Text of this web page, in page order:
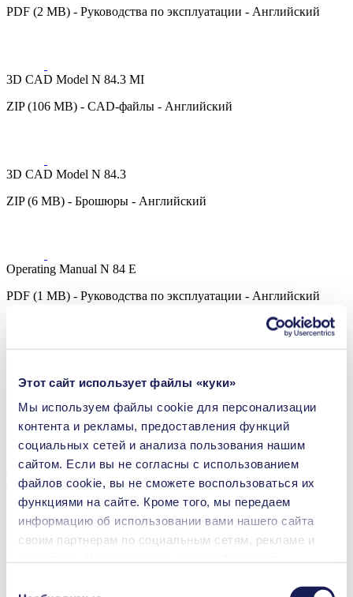
Этот сайт использует файлы «куки»
Мы используем файлы сookie для персонализации
контента и рекламы, предоставления функций
социальных сетей и анализа пользования нашим
сайтом. Если вы не согласны с использованием
файлов cookie, вы не сможете воспользоваться их
функциями на сайте. Кроме того, мы передаем
информацию об использовании вами нашего сайта
своим партнерам по социальным сетям, рекламе и
PDF (2 MB) - Руководства по эксплуатации - Английский
3D CAD Model N 84.3 MI
ZIP (106 MB) - CAD-файлы - Английский
3D CAD Model N 84.3
ZIP (6 MB) - Брошюры - Английский
Operating Manual N 84 E
PDF (1 MB) - Руководства по эксплуатации - Английский
PDF (2 MB) - Руководства по эксплуатации - Английский
Техническая информация